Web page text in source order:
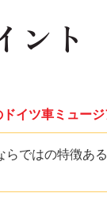
ント
イツ車ミュージ
らではの特徴ある